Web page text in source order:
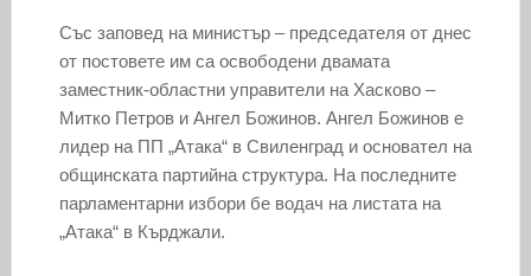
Със заповед на министър – председателя от днес
от постовете им са освободени двамата
заместник-областни управители на Хасково –
Митко Петров и Ангел Божинов. Ангел Божинов е
лидер на ПП „Атака“ в Свиленград и основател на
общинската партийна структура. На последните
парламентарни избори бе водач на листата на
„Атака“ в Кърджали.